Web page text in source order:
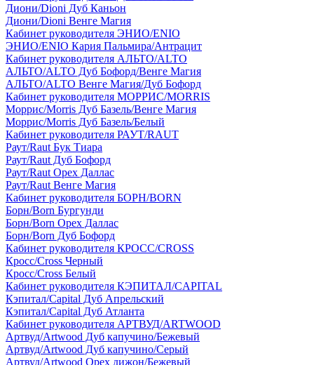
Диони/Dioni Дуб Каньон
Диони/Dioni Венге Магия
Кабинет руководителя ЭНИО/ENIO
ЭНИО/ENIO Кария Пальмира/Антрацит
Кабинет руководителя АЛЬТО/ALTO
АЛЬТО/ALTO Дуб Бофорд/Венге Магия
АЛЬТО/ALTO Венге Магия/Дуб Бофорд
Кабинет руководителя МОРРИС/MORRIS
Моррис/Morris Дуб Базель/Венге Магия
Моррис/Morris Дуб Базель/Белый
Кабинет руководителя РАУТ/RAUT
Раут/Raut Бук Тиара
Раут/Raut Дуб Бофорд
Раут/Raut Орех Даллас
Раут/Raut Венге Магия
Кабинет руководителя БОРН/BORN
Борн/Born Бургунди
Борн/Born Орех Даллас
Борн/Born Дуб Бофорд
Кабинет руководителя КРОСС/CROSS
Кросс/Cross Черный
Кросс/Cross Белый
Кабинет руководителя КЭПИТАЛ/CAPITAL
Кэпитал/Capital Дуб Апрельский
Кэпитал/Capital Дуб Атланта
Кабинет руководителя АРТВУД/ARTWOOD
Артвуд/Artwood Дуб капучино/Бежевый
Артвуд/Artwood Дуб капучино/Серый
Артвуд/Artwood Орех дижон/Бежевый